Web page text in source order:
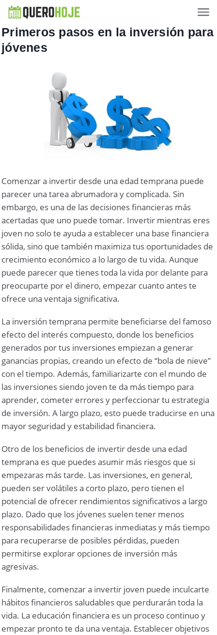
Primeros pasos en la inversión para
jóvenes
Comenzar a invertir desde una edad temprana puede
parecer una tarea abrumadora y complicada. Sin
embargo, es una de las decisiones financieras más
acertadas que uno puede tomar. Invertir mientras eres
joven no solo te ayuda a establecer una base financiera
sólida, sino que también maximiza tus oportunidades de
crecimiento económico a lo largo de tu vida. Aunque
puede parecer que tienes toda la vida por delante para
preocuparte por el dinero, empezar cuanto antes te
ofrece una ventaja significativa.
La inversión temprana permite beneficiarse del famoso
efecto del interés compuesto, donde los beneficios
generados por tus inversiones empiezan a generar
ganancias propias, creando un efecto de “bola de nieve”
con el tiempo. Además, familiarizarte con el mundo de
las inversiones siendo joven te da más tiempo para
aprender, cometer errores y perfeccionar tu estrategia
de inversión. A largo plazo, esto puede traducirse en una
mayor seguridad y estabilidad financiera.
Otro de los beneficios de invertir desde una edad
temprana es que puedes asumir más riesgos que si
empezaras más tarde. Las inversiones, en general,
pueden ser volátiles a corto plazo, pero tienen el
potencial de ofrecer rendimientos significativos a largo
plazo. Dado que los jóvenes suelen tener menos
responsabilidades financieras inmediatas y más tiempo
para recuperarse de posibles pérdidas, pueden
permitirse explorar opciones de inversión más
agresivas.
Finalmente, comenzar a invertir joven puede inculcarte
hábitos financieros saludables que perdurarán toda la
vida. La educación financiera es un proceso continuo y
empezar pronto te da una ventaja. Establecer objetivos